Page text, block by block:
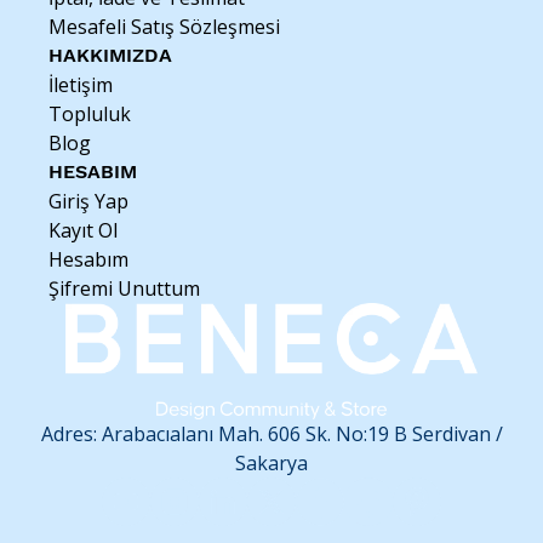
Mesafeli Satış Sözleşmesi
HAKKIMIZDA
İletişim
Topluluk
Blog
HESABIM
Giriş Yap
Kayıt Ol
Hesabım
Şifremi Unuttum
Adres: Arabacıalanı Mah. 606 Sk. No:19 B Serdivan /
Sakarya